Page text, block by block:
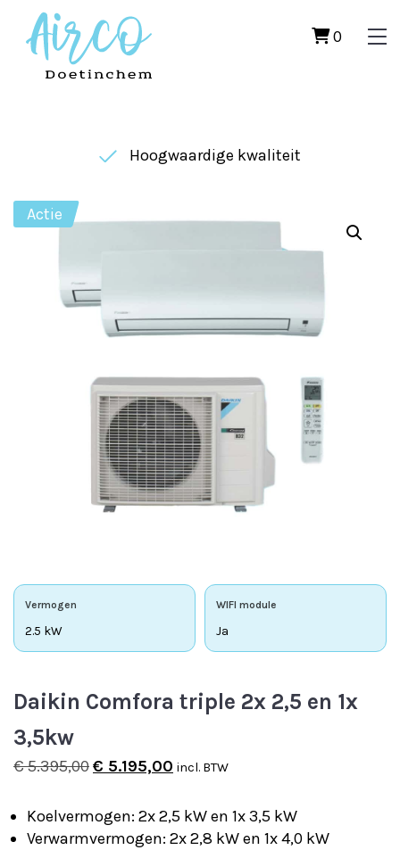
0
Hoogwaardige kwaliteit
Actie
Vermogen
2.5 kW
WIFI module
Ja
Daikin Comfora triple 2x 2,5 en 1x
3,5kw
€5.395,00Oorspronkelijke
was:
€ 5.395,00.
€ 5.195,00 Huidige
is:
€ 5.195,00.
incl. BTW
Koelvermogen: 2x 2,5 kW en 1x 3,5 kW
Verwarmvermogen: 2x 2,8 kW en 1x 4,0 kW